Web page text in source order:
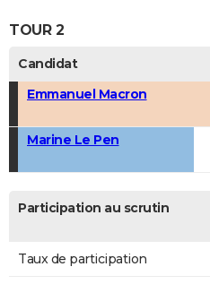
Bricolage
Lifestyle
Culture
Sport
Auto
Television
Voyage
Cinema
TOUR 2
Candidat
Emmanuel Macron
Marine Le Pen
Participation au scrutin
Taux de participation